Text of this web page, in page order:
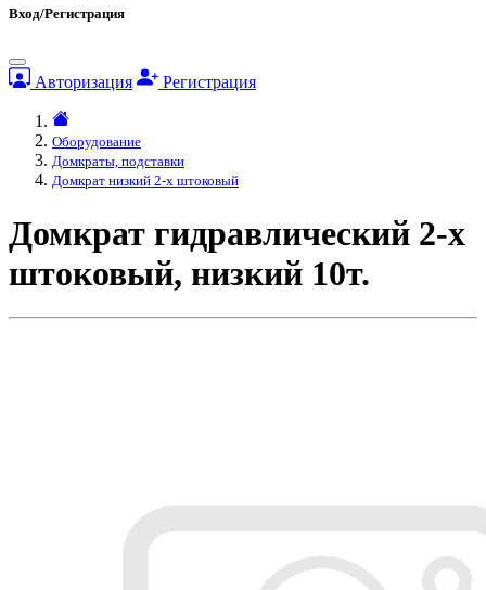
Вход/Регистрация
Авторизация Регистрация
Оборудование
Домкраты, подставки
Домкрат низкий 2-х штоковый
Домкрат гидравлический 2-х
штоковый, низкий 10т.